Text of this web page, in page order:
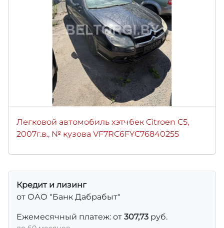
Легковой автомобиль хэтчбек Citroen C5,
2007г.в., № кузова VF7RC6FYC76840255
Кредит и лизинг
от ОАО "Банк Дабрабыт"
Ежемесячный платеж: от 307,73 руб.